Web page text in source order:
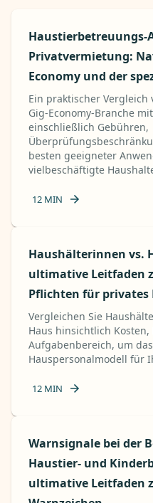
Haustierbetreuungs-
Privatvermietung:
Economy und der
Ein praktischer
Gig-Economy-Branche
einschließlich Gebühren,
besten geeigneter
vielbeschäftigte
12 MIN
Haushälterinnen vs.
ultimative Leitfaden
Pflichten für privates
Vergleichen Sie
Haus hinsichtlich
Aufgabenbereich, um
Hauspersonalmodell für
12 MIN
Warnsignale bei der
Haustier- und
ultimative Leitfaden